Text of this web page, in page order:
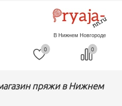
В Нижнем Новгороде
0 0
пряжи в Нижнем